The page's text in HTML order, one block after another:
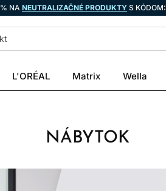
NA NEUTRALIZAČNÉ PRODUKTY S KÓDOM:
L'ORÉAL Matrix Wella
NÁBYTOK